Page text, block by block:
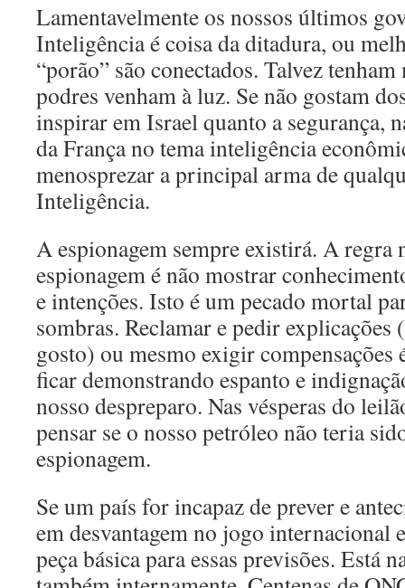
Lamentavelmente os nossos últimos
Inteligência é coisa da ditadura, ou
“porão” são conectados. Talvez tenham
podres venham à luz. Se não gostam
inspirar em Israel quanto a segurança,
da França no tema inteligência
menosprezar a principal arma de
Inteligência.
A espionagem sempre existirá. A regra
espionagem é não mostrar
e intenções. Isto é um pecado mortal
sombras. Reclamar e pedir explicações
gosto) ou mesmo exigir compensações
ficar demonstrando espanto e
nosso despreparo. Nas vésperas do
pensar se o nosso petróleo não teria
espionagem.
Se um país for incapaz de prever e
em desvantagem no jogo internacional
peça básica para essas previsões. Está